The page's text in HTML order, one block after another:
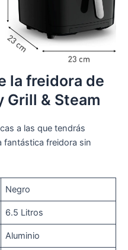
la freidora de
Grill & Steam
a las que tendrás
fantástica freidora sin
Negro
6.5 Litros
Aluminio